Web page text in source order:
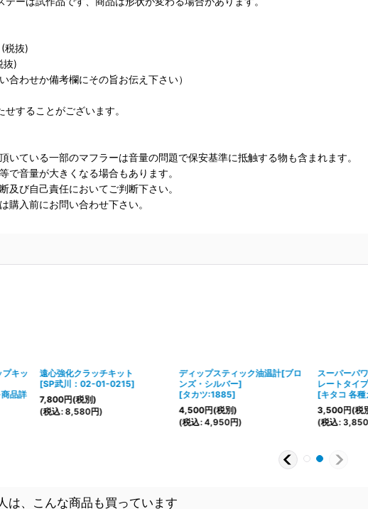
税抜)
抜)
合わせか備考欄にその旨お伝え下さい）
せすることがございます。
いている一部のマフラーは音量の問題で保安基準に抵触する物も含まれます。
で音量が大きくなる場合もあります。
及び自己責任においてご判断下さい。
購入前にお問い合わせ下さい。
キッ
品詳
遠心強化クラッチキット
[SP武川：02-01-0215]
7,800円(税別)
(税込: 8,580円)
ディップスティック油温計[ブロ
ンズ・シルバー]
[タカツ:1885]
4,500円(税別)
(税込: 4,950円)
スーパーパ
レートタイ
[キタコ 各
3,500円(税
(税込: 3,850
は、こんな商品も買っています